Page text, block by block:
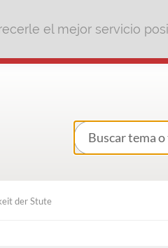
el mejor servicio
der Stute